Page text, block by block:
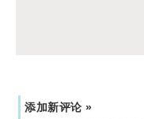
添加新评论 »